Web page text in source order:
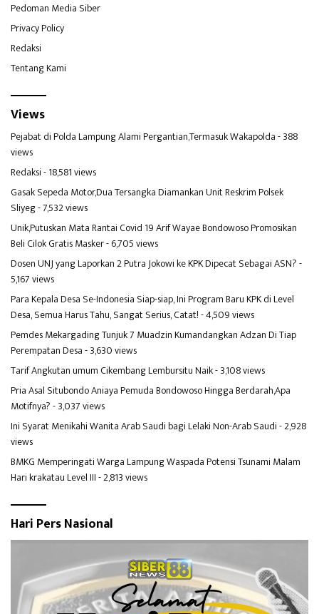
Pedoman Media Siber
Privacy Policy
Redaksi
Tentang Kami
Views
Pejabat di Polda Lampung Alami Pergantian,Termasuk Wakapolda- 388
views
Redaksi- 18,581 views
Gasak Sepeda Motor,Dua Tersangka Diamankan Unit Reskrim Polsek
Sliyeg- 7,532 views
Unik,Putuskan Mata Rantai Covid 19 Arif Wayae Bondowoso Promosikan
Beli Cilok Gratis Masker- 6,705 views
Dosen UNJ yang Laporkan 2 Putra Jokowi ke KPK Dipecat Sebagai ASN?-
5,167 views
Para Kepala Desa Se-Indonesia Siap-siap, Ini Program Baru KPK di Level
Desa, Semua Harus Tahu, Sangat Serius, Catat!- 4,509 views
Pemdes Mekargading Tunjuk 7 Muadzin Kumandangkan Adzan Di Tiap
Perempatan Desa- 3,630 views
Tarif Angkutan umum Cikembang Lembursitu Naik- 3,108 views
Pria Asal Situbondo Aniaya Pemuda Bondowoso Hingga Berdarah,Apa
Motifnya?- 3,037 views
Ini Syarat Menikahi Wanita Arab Saudi bagi Lelaki Non-Arab Saudi- 2,928
views
BMKG Memperingati Warga Lampung Waspada Potensi Tsunami Malam
Hari krakatau Level III- 2,813 views
Hari Pers Nasional